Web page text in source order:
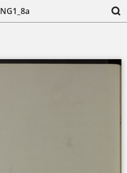
NG1_8a